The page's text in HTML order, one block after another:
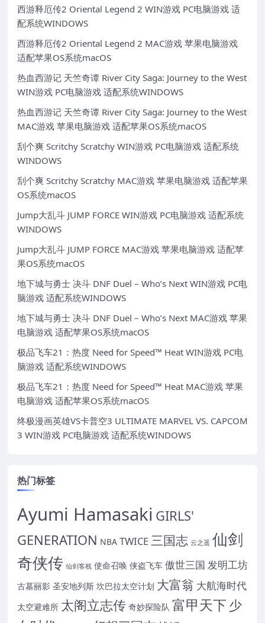
西游释厄传2 Oriental Legend 2 WIN游戏 PC电脑游戏 适
配系统WINDOWS
西游释厄传2 Oriental Legend 2 MAC游戏 苹果电脑游戏
适配苹果OS系统macOS
热血西游记 天竺奇谭 River City Saga: Journey to the West
WIN游戏 PC电脑游戏 适配系统WINDOWS
热血西游记 天竺奇谭 River City Saga: Journey to the West
MAC游戏 苹果电脑游戏 适配苹果OS系统macOS
刮个爽 Scritchy Scratchy WIN游戏 PC电脑游戏 适配系统
WINDOWS
刮个爽 Scritchy Scratchy MAC游戏 苹果电脑游戏 适配苹果
OS系统macOS
Jump大乱斗 JUMP FORCE WIN游戏 PC电脑游戏 适配系统
WINDOWS
Jump大乱斗 JUMP FORCE MAC游戏 苹果电脑游戏 适配苹
果OS系统macOS
地下城与勇士 决斗 DNF Duel – Who’s Next WIN游戏 PC电
脑游戏 适配系统WINDOWS
地下城与勇士 决斗 DNF Duel – Who’s Next MAC游戏 苹果
电脑游戏 适配苹果OS系统macOS
极品飞车21：热度 Need for Speed™ Heat WIN游戏 PC电
脑游戏 适配系统WINDOWS
极品飞车21：热度 Need for Speed™ Heat MAC游戏 苹果
电脑游戏 适配苹果OS系统macOS
终极漫画英雄VS卡普空3 ULTIMATE MARVEL VS. CAPCOM
3 WIN游戏 PC电脑游戏 适配系统WINDOWS
热门标签
Ayumi Hamasaki GIRLS'
GENERATION NBA TWICE三国志 云之遥 仙剑
奇侠传 仙剑客栈 使命召唤 侠盗飞车 傲世三国 发明工坊
古墓丽影 圣安地列斯 坎巴拉太空计划 大富翁 大航海时代
太空避难所 太阁立志传 奇妙探险队 富甲天下 少